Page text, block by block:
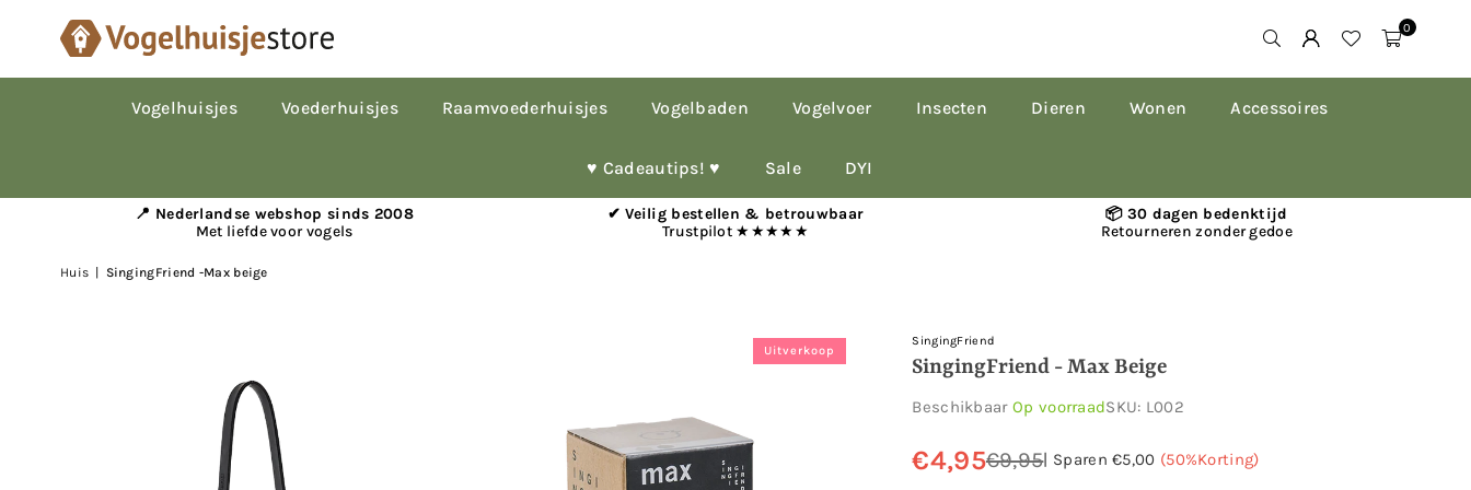
0
Vogelhuisjes Voederhuisjes Raamvoederhuisjes Vogelbaden Vogelvoer Insecten Dieren Wonen Accessoires
♥︎ Cadeautips! ♥︎ Sale DYI
📍 Nederlandse webshop sinds 2008
Met liefde voor vogels
✔ Veilig bestellen & betrouwbaar
Trustpilot ★★★★★
📦 30 dagen bedenktijd
Retourneren zonder gedoe
Huis SingingFriend -Max beige
Uitverkoop
SingingFriend
SingingFriend - Max Beige
Beschikbaar Op voorraadSKU: L002
Normale
€4,95€9,95| Sparen €5,00 (50%Korting)